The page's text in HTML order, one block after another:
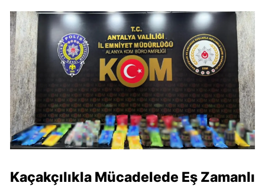
Kaçakçılıkla Mücadelede Eş Zamanlı